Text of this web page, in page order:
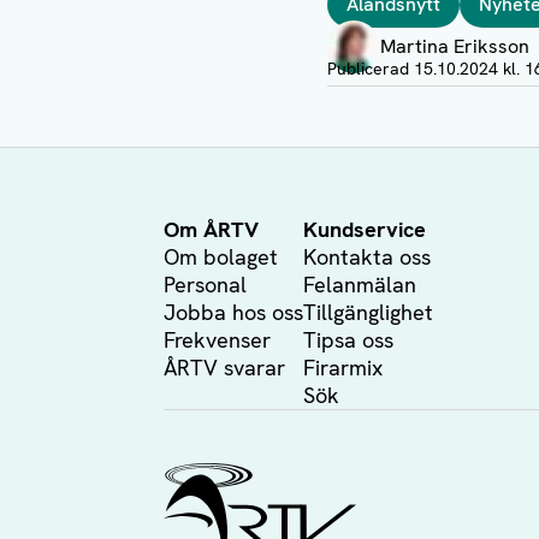
Författare
Martina Eriksson
Visa profil
Publicerad 15.10.2024 kl.
Om ÅRTV
Om bolaget
Personal
Jobba hos oss
Frekvenser
ÅRTV svarar
Kundservice
Kontakta oss
Felanmälan
Tillgänglighet
Tipsa oss
Firarmix
Sök
Ålands Radio & TV